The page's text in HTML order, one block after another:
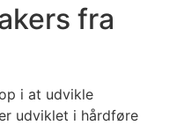
fra
i at udvikle
udviklet i hårdføre